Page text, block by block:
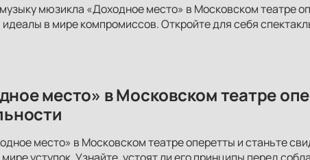
мюзикла «Доходное место» в Московском театре
в мире компромиссов. Откройте для себя
место» в Московском театре
место» в Московском театре оперетты и станьте